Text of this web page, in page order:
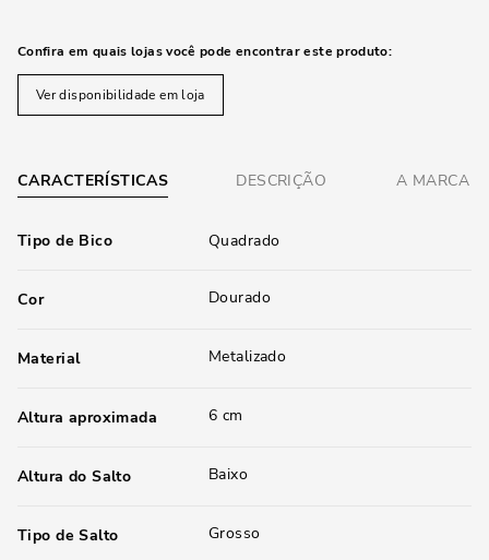
Confira em quais lojas você pode encontrar este produto:
Ver disponibilidade em loja
CARACTERÍSTICAS DESCRIÇÃO A MARCA
Tipo de Bico Quadrado
Cor Dourado
Material Metalizado
Altura aproximada 6 cm
Altura do Salto Baixo
Tipo de Salto Grosso